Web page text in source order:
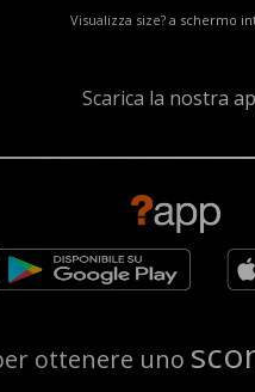
Visualizza size? a schermo
Scarica la nostra
ottenere uno